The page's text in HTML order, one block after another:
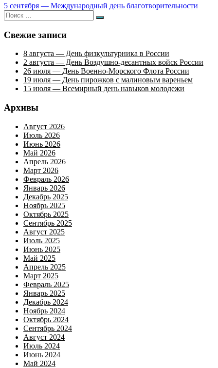
Навигация
по
записям
5 сентября — Международный день благотворительности
Искать:
Поиск
Свежие записи
8 августа — День физкультурника в России
2 августа — День Воздушно-десантных войск России
26 июля — День Военно-Морского Флота России
19 июля — День пирожков с малиновым вареньем
15 июля — Всемирный день навыков молодежи
Архивы
Август 2026
Июль 2026
Июнь 2026
Май 2026
Апрель 2026
Март 2026
Февраль 2026
Январь 2026
Декабрь 2025
Ноябрь 2025
Октябрь 2025
Сентябрь 2025
Август 2025
Июль 2025
Июнь 2025
Май 2025
Апрель 2025
Март 2025
Февраль 2025
Январь 2025
Декабрь 2024
Ноябрь 2024
Октябрь 2024
Сентябрь 2024
Август 2024
Июль 2024
Июнь 2024
Май 2024